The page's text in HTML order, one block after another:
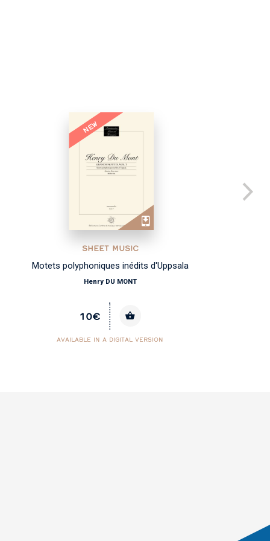
NEW
SHEET MUSIC
Motets polyphoniques inédits d'Uppsala
Henry DU MONT
10€
AVAILABLE IN A DIGITAL VERSION